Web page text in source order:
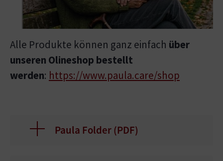
Alle Produkte können ganz einfach über
unseren Olineshop bestellt
werden: https://www.paula.care/shop
Paula Folder (PDF)